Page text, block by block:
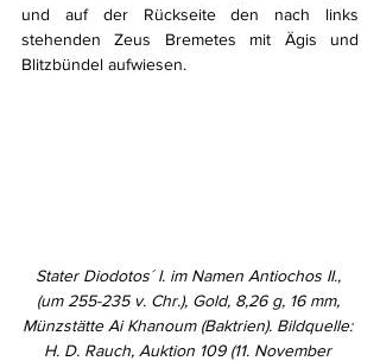
und auf der Rückseite den nach links
stehenden Zeus Bremetes mit Ägis und
Blitzbündel aufwiesen.
Stater Diodotos´ I. im Namen Antiochos II.,
(um 255-235 v. Chr.), Gold, 8,26 g, 16 mm,
Münzstätte Ai Khanoum (Baktrien). Bildquelle:
H. D. Rauch, Auktion 109 (11. November